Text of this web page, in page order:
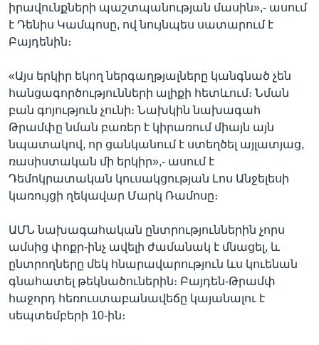
իրավունքների պաշտպանության մասին»,- ասում
է Դենիս Կամպոսը, ով նույնպես սատարում է
Բայդենին։
«Այս երկիր եկող ներգաղթյալները կանգնած չեն
հանցագործությունների ալիքի հետևում։ Նման
բան գոյություն չունի։ Նախկին նախագահ
Թրամփը նման բառեր է կիրառում միայն այն
նպատակով, որ ցանկանում է ստեղծել այլատյաց,
ռասիստական մի երկիր»,- ասում է
Դեմոկրատական կուսակցության Լոս Անջելեսի
կառույցի ղեկավար Մարկ Ռամոսը։
ԱՄՆ նախագահական ընտրություններին չորս
ամսից փոքր-ինչ ավելի ժամանակ է մնացել, և
ընտրողները մեկ հնարավարություն ևս կուենան
գնահատել թեկնածուներին։ Բայդեն-Թրամփ
հաջորդ հեռուստաբանավեճը կայանալու է
սեպտեմբերի 10-ին։